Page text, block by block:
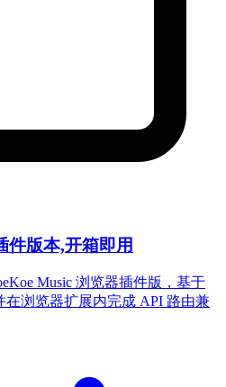
件版本,开箱即用
Music 浏览器插件版，基于
在浏览器扩展内完成 API 路由兼